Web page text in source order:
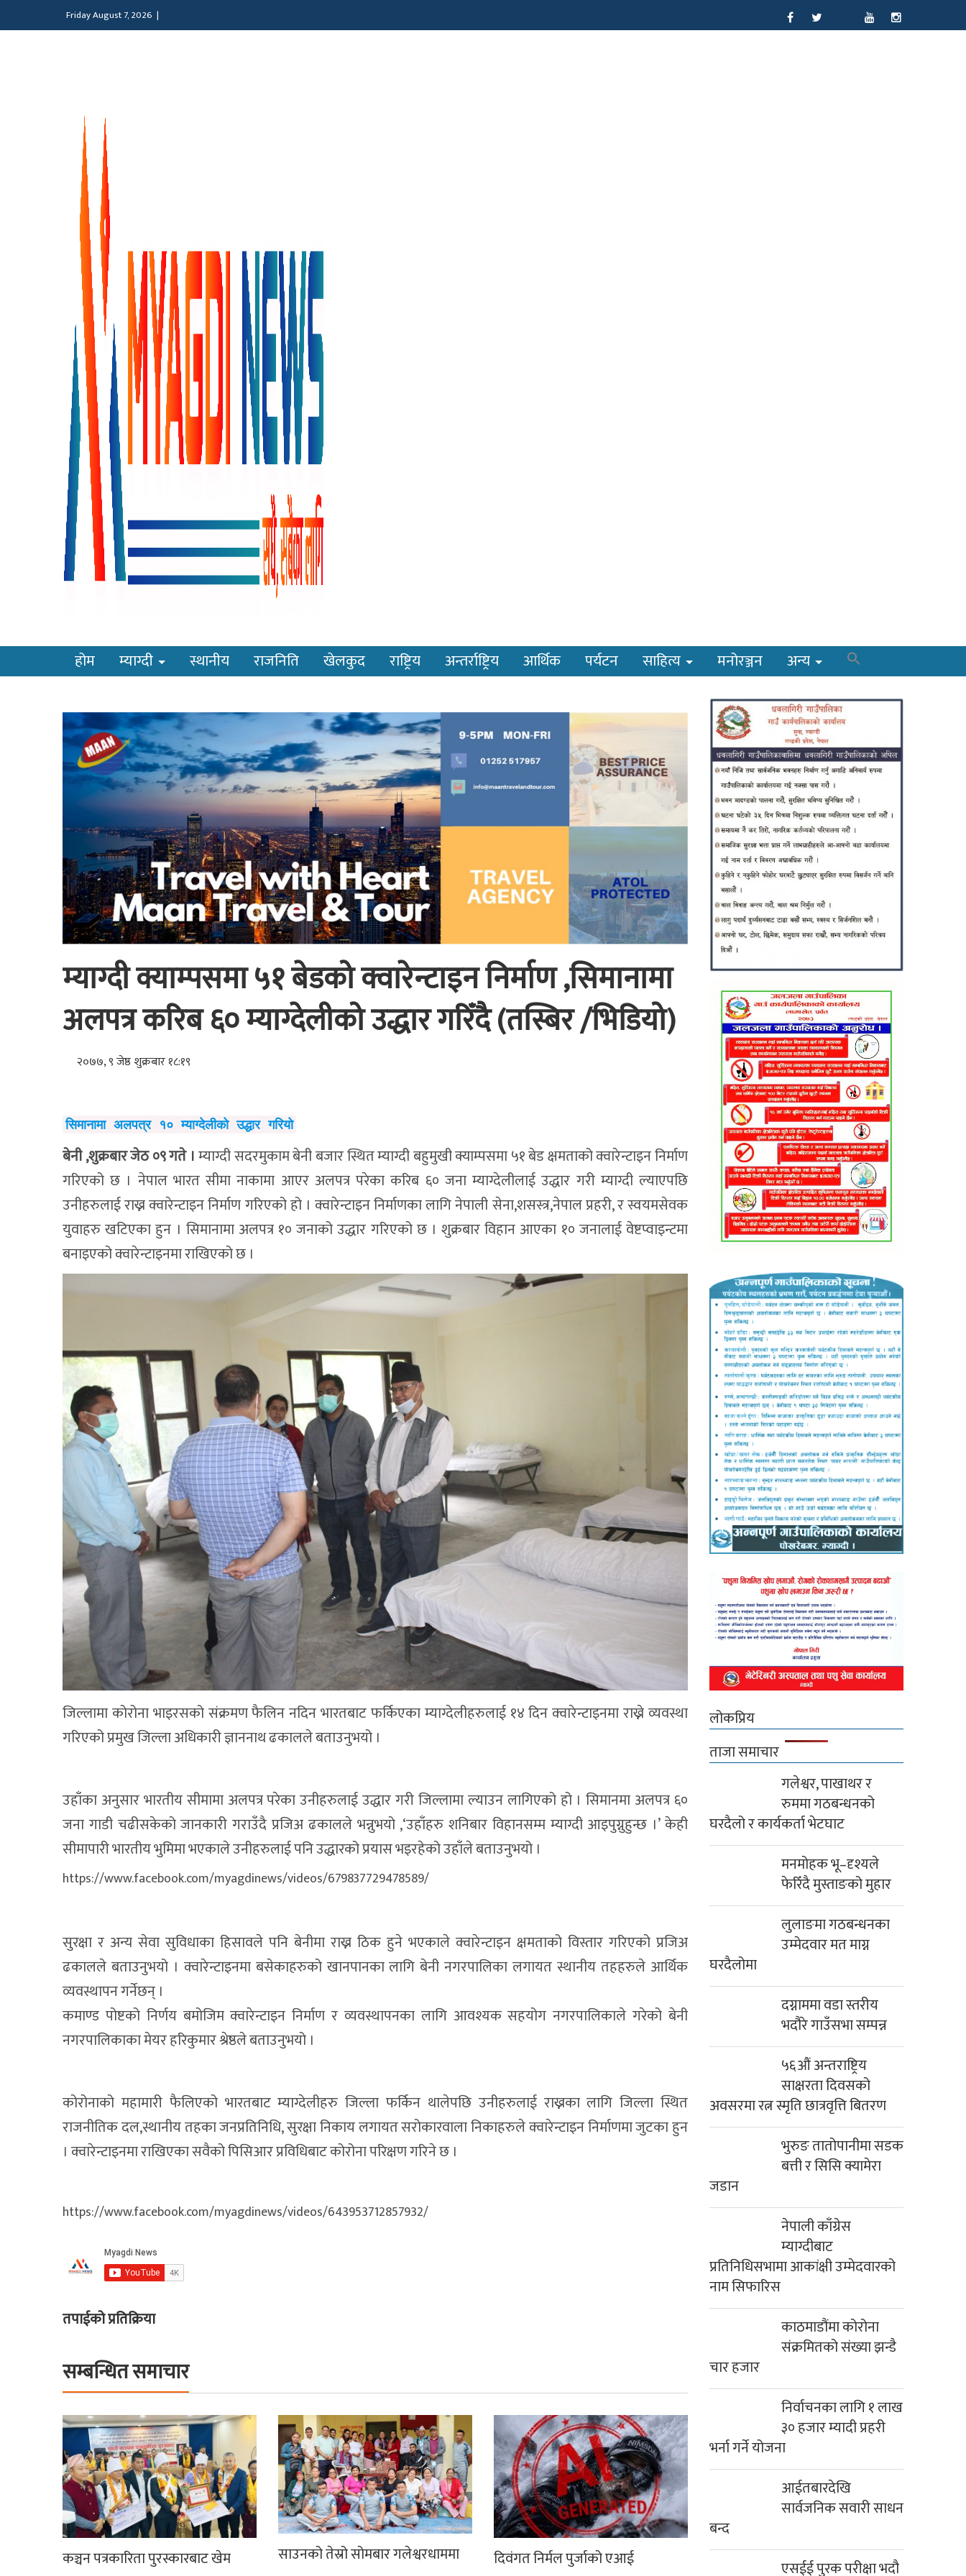
Friday August 7, 2026 |
होम म्याग्दी स्थानीय राजनिति खेलकुद राष्ट्रिय अन्तर्राष्ट्रिय आर्थिक पर्यटन साहित्य मनोरञ्जन अन्य
म्याग्दी क्याम्पसमा ५१ बेडको क्वारेन्टाइन निर्माण ,सिमानामा
अलपत्र करिब ६० म्याग्देलीको उद्धार गरिँदै (तस्बिर /भिडियो)
२०७७, ९ जेष्ठ शुक्रबार १८:१९
सिमानामा अलपत्र १० म्याग्देलीको उद्धार गरियो
बेनी ,शुक्रबार जेठ ०९ गते ।म्याग्दी सदरमुकाम बेनी बजार स्थित म्याग्दी बहुमुखी क्याम्पसमा ५१ बेड क्षमताको क्वारेन्टाइन निर्माण
गरिएको छ । नेपाल भारत सीमा नाकामा आएर अलपत्र परेका करिब ६० जना म्याग्देलीलाई उद्धार गरी म्याग्दी ल्याएपछि
उनीहरुलाई राख्न क्वारेन्टाइन निर्माण गरिएको हो । क्वारेन्टाइन निर्माणका लागि नेपाली सेना,शसस्त्र,नेपाल प्रहरी, र स्वयमसेवक
युवाहरु खटिएका हुन । सिमानामा अलपत्र १० जनाको उद्धार गरिएको छ । शुक्रबार विहान आएका १० जनालाई वेष्टप्वाइन्टमा
बनाइएको क्वारेन्टाइनमा राखिएको छ ।
जिल्लामा कोरोना भाइरसको संक्रमण फैलिन नदिन भारतबाट फर्किएका म्याग्देलीहरुलाई १४ दिन क्वारेन्टाइनमा राख्ने व्यवस्था
गरिएको प्रमुख जिल्ला अधिकारी ज्ञाननाथ ढकालले बताउनुभयो ।
उहाँका अनुसार भारतीय सीमामा अलपत्र परेका उनीहरुलाई उद्धार गरी जिल्लामा ल्याउन लागिएको हो । सिमानमा अलपत्र ६०
जना गाडी चढीसकेको जानकारी गराउँदै प्रजिअ ढकालले भन्नुभयो ,‘उहाँहरु शनिबार विहानसम्म म्याग्दी आइपुग्नुहुन्छ ।’ केही
सीमापारी भारतीय भुमिमा भएकाले उनीहरुलाई पनि उद्धारको प्रयास भइरहेको उहाँले बताउनुभयो ।
https://www.facebook.com/myagdinews/videos/679837729478589/
सुरक्षा र अन्य सेवा सुविधाका हिसावले पनि बेनीमा राख्न ठिक हुने भएकाले क्वारेन्टाइन क्षमताको विस्तार गरिएको प्रजिअ
ढकालले बताउनुभयो । क्वारेन्टाइनमा बसेकाहरुको खानपानका लागि बेनी नगरपालिका लगायत स्थानीय तहहरुले आर्थिक
व्यवस्थापन गर्नेछन् ।
कमाण्ड पोष्टको निर्णय बमोजिम क्वारेन्टाइन निर्माण र व्यवस्थापनका लागि आवश्यक सहयोग नगरपालिकाले गरेको बेनी
नगरपालिकाका मेयर हरिकुमार श्रेष्ठले बताउनुभयो ।
कोरोनाको महामारी फैलिएको भारतबाट म्याग्देलीहरु जिल्ला फर्किन थालेपछि उनीहरुलाई राख्नका लागि जिल्ला स्थित
राजनीतिक दल,स्थानीय तहका जनप्रतिनिधि, सुरक्षा निकाय लगायत सरोकारवाला निकाहरुले क्वारेन्टाइन निर्माणमा जुटका हुन
। क्वारेन्टाइनमा राखिएका सवैको पिसिआर प्रविधिबाट कोरोना परिक्षण गरिने छ ।
https://www.facebook.com/myagdinews/videos/643953712857932/
तपाईको प्रतिक्रिया
सम्बन्धित समाचार
कञ्चन पत्रकारिता पुरस्कारबाट खेम साउनको तेस्रो सोमबार गलेश्वरधाममा दिवंगत निर्मल पुर्जाको एआई
लोकप्रिय
ताजा समाचार
गलेश्वर, पाखाथर र
रुममा गठबन्धनको
घरदैलो र कार्यकर्ता भेटघाट
मनमोहक भू–दृश्यले
फेरिँदै मुस्ताङको मुहार
लुलाङमा गठबन्धनका
उम्मेदवार मत माग्न
घरदैलोमा
दग्नाममा वडा स्तरीय
भदौरे गाउँसभा सम्पन्न
५६औं अन्तराष्ट्रिय
साक्षरता दिवसको
अवसरमा रत्न स्मृति छात्रवृत्ति बितरण
भुरुङ तातोपानीमा सडक
बत्ती र सिसि क्यामेरा
जडान
नेपाली काँग्रेस
म्याग्दीबाट
प्रतिनिधिसभामा आकांक्षी उम्मेदवारको
नाम सिफारिस
काठमाडौंमा कोरोना
संक्रमितको संख्या झन्डै
चार हजार
निर्वाचनका लागि १ लाख
३० हजार म्यादी प्रहरी
भर्ना गर्ने योजना
आईतबारदेखि
सार्वजनिक सवारी साधन
बन्द
एसईई पुरक परीक्षा भदौ